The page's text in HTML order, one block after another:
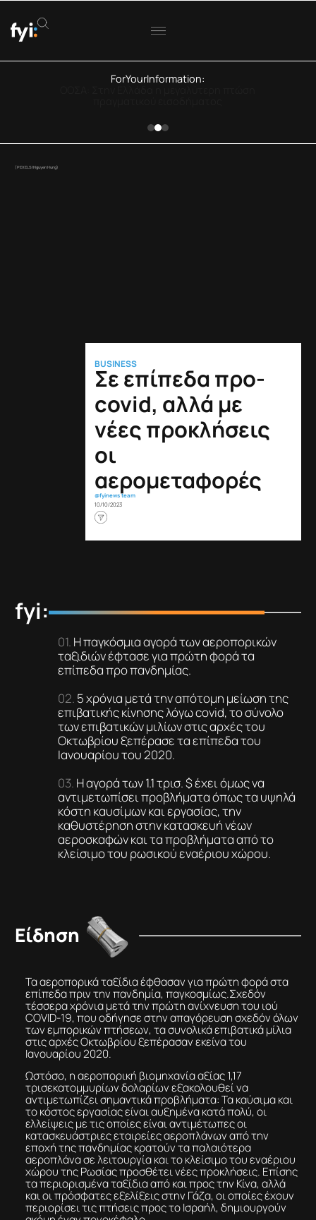
ForYourInformation:
(PEXELS/Nguyen Hung)
BUSINESS
Σε επίπεδα προ-
covid, αλλά με
νέες προκλήσεις
οι
αερομεταφορές
@fyinews team
10/10/2023
fyi:
Η παγκόσμια αγορά των αεροπορικών
ταξιδιών έφτασε για πρώτη φορά τα
επίπεδα προ πανδημίας.
5 χρόνια μετά την απότομη μείωση της
επιβατικής κίνησης λόγω covid, το σύνολο
των επιβατικών μιλίων στις αρχές του
Οκτωβρίου ξεπέρασε τα επίπεδα του
Ιανουαρίου του 2020.
Η αγορά των 1.1 τρισ. $ έχει όμως να
αντιμετωπίσει προβλήματα όπως τα υψηλά
κόστη καυσίμων και εργασίας, την
καθυστέρηση στην κατασκευή νέων
αεροσκαφών και τα προβλήματα από το
κλείσιμο του ρωσικού εναέριου χώρου.
Είδηση
Τα αεροπορικά ταξίδια έφθασαν για πρώτη φορά στα
επίπεδα πριν την πανδημία, παγκοσμίως.Σχεδόν
τέσσερα χρόνια μετά την πρώτη ανίχνευση του ιού
COVID-19, που οδήγησε στην απαγόρευση σχεδόν όλων
των εμπορικών πτήσεων, τα συνολικά επιβατικά μίλια
στις αρχές Οκτωβρίου ξεπέρασαν εκείνα του
Ιανουαρίου 2020.
Ωστόσο, η αεροπορική βιομηχανία αξίας 1,17
τρισεκατομμυρίων δολαρίων εξακολουθεί να
αντιμετωπίζει σημαντικά προβλήματα: Τα καύσιμα και
το κόστος εργασίας είναι αυξημένα κατά πολύ, οι
ελλείψεις με τις οποίες είναι αντιμέτωπες οι
κατασκευάστριες εταιρείες αεροπλάνων από την
εποχή της πανδημίας κρατούν τα παλαιότερα
αεροπλάνα σε λειτουργία και το κλείσιμο του εναέριου
χώρου της Ρωσίας προσθέτει νέες προκλήσεις. Επίσης
τα περιορισμένα ταξίδια από και προς την Κίνα, αλλά
και οι πρόσφατες εξελίξεις στην Γάζα, οι οποίες έχουν
περιορίσει τις πτήσεις προς το Ισραήλ, δημιουργούν